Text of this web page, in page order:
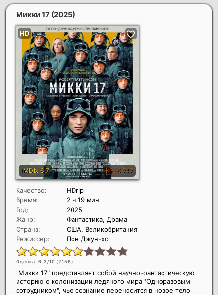
Микки 17 (2025)
Качество:
HDrip
Время:
2 ч 19 мин
Год:
2025
Жанр:
Фантастика, Драма
Страна:
США, Великобритания
Режиссер:
Пон Джун-хо
Оценка: 6.3/10 (2156)
"Микки 17" представляет собой научно-фантастическую
историю о колонизации ледяного мира "Одноразовым
сотрудником", чье сознание переносится в новое тело